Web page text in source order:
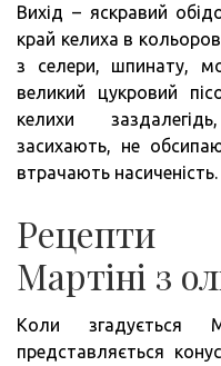
Вихід – яскравий
край келиха в
з селери, шпинату,
великий цукровий
келихи
засихають, не
втрачають насиченість.
Рецепти
Мартіні з
Коли згадується
представляється